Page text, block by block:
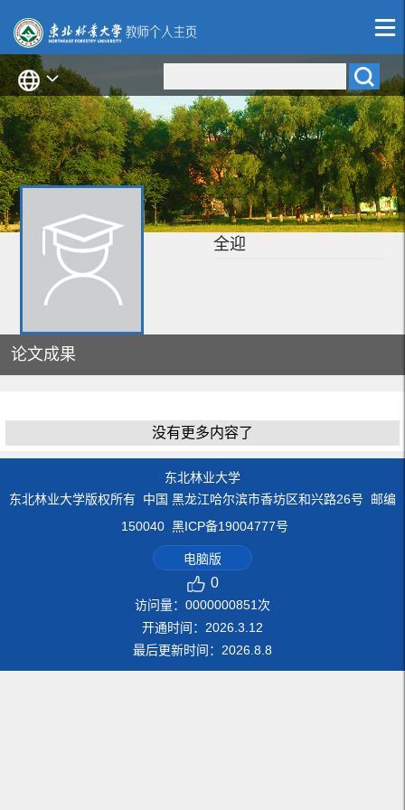
全迎
论文成果
没有更多内容了
东北林业大学
东北林业大学版权所有 中国 黑龙江哈尔滨市香坊区和兴路26号 邮编
150040 黑ICP备19004777号
电脑版
0
访问量： 0000000851 次
开通时间： 2026 3 12
最后更新时间： 2026 8 8